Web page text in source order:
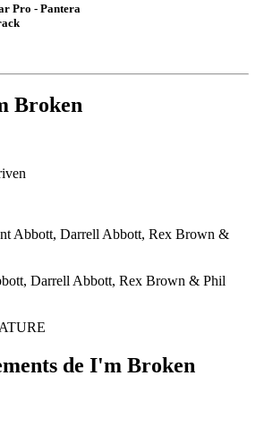
Pro - Pantera
Broken
Abbott, Darrell Abbott, Rex Brown &
Darrell Abbott, Rex Brown & Phil
de I'm Broken